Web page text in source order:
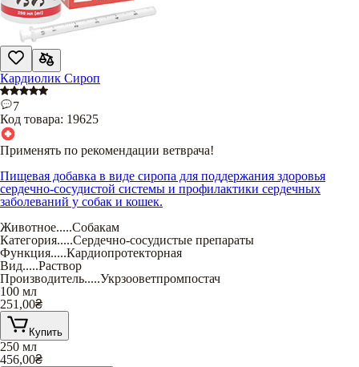
Кардиолик Сироп
7
Код товара: 19625
Применять по рекомендации ветврача!
Пищевая добавка в виде сиропа для поддержания здоровья
сердечно-сосудистой системы и профилактики сердечных
заболеваний у собак и кошек.
Животное.....Собакам
Категория.....Сердечно-сосудистые препараты
Функция.....Кардиопротекторная
Вид.....Раствор
Производитель.....Укрзооветпромпостач
100 мл
251,00₴
Купить
250 мл
456,00₴